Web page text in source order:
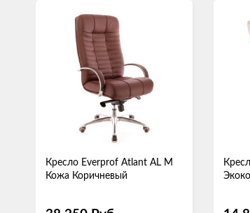
Кресло Everprof Atlant AL M
Кожа Коричневый